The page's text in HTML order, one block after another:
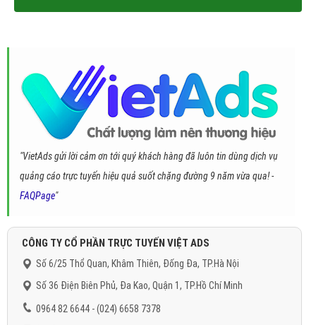
"VietAds gửi lời cảm ơn tới quý khách hàng đã luôn tin dùng dịch vụ
quảng cáo trực tuyến hiệu quả suốt chặng đường 9 năm vừa qua! -
FAQPage"
CÔNG TY CỔ PHẦN TRỰC TUYẾN VIỆT ADS
Số 6/25 Thổ Quan, Khâm Thiên, Đống Đa, TP.Hà Nội
Số 36 Điện Biên Phủ, Đa Kao, Quận 1, TP.Hồ Chí Minh
0964 82 6644 - (024) 6658 7378